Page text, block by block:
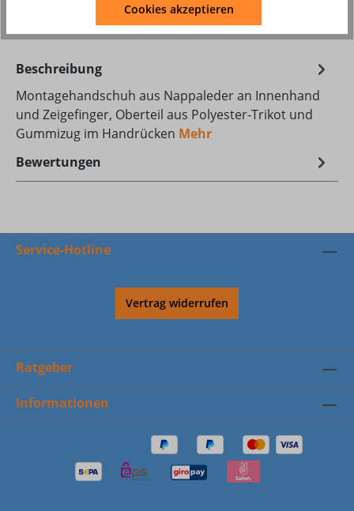
DAT_KON_Rio_Comfort_40110C.pdf
Beschreibung
Montagehandschuh aus Nappaleder an Innenhand
und Zeigefinger, Oberteil aus Polyester-Trikot und
Gummizug im Handrücken Mehr
Bewertungen
Service-Hotline
Vertrag widerrufen
Ratgeber
Informationen
Cookies akzeptieren